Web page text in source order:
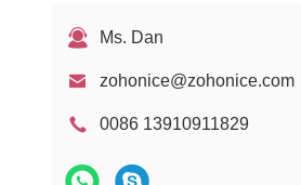
Ms. Dan
zohonice@zohonice.com
0086 13910911829